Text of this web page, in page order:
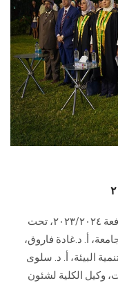
نظمت كلية الألسن عين شمس حفل تخرج دفعة ٢٠٢٣/٢٠٢٤، تحت
أ. د.غادة فاروق،
البيئة، أ. د. سلوى
وكيل الكلية لشئون